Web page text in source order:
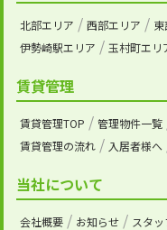
北部エリア 西部エリア
伊勢崎駅エリア
玉村町エリ
賃貸管理
賃貸管理TOP 管理物件一覧
賃貸管理の流れ
入居者様へ
当社について
会社概要 お知らせ スタ